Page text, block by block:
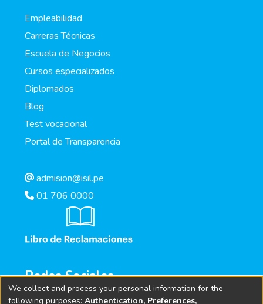
Empleabilidad
Carreras Técnicas
Escuela de Negocios
Cursos especializados
Diplomados
Blog
Test vocacional
Portal de Transparencia
admision@isil.pe
01 706 0000
Redes Sociales
We collect and process your personal information for the
following purposes: Authentication, Preferences,